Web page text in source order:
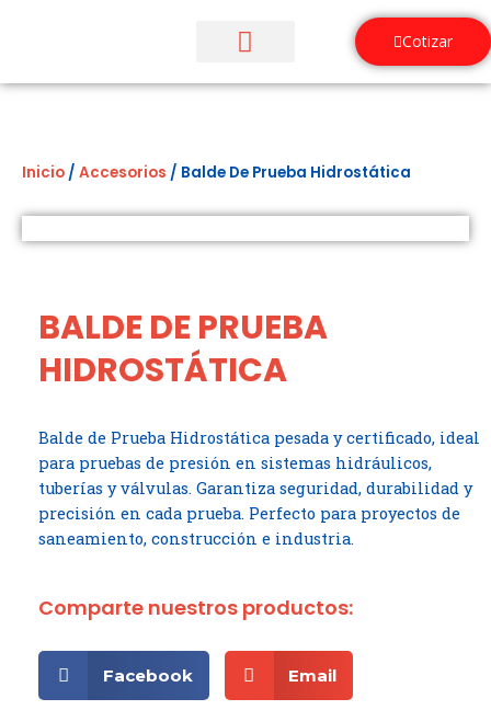
Cotizar
Inicio / Accesorios / Balde De Prueba Hidrostática
BALDE DE PRUEBA
HIDROSTÁTICA
Balde de Prueba Hidrostática pesada y certificado, ideal
para pruebas de presión en sistemas hidráulicos,
tuberías y válvulas. Garantiza seguridad, durabilidad y
precisión en cada prueba. Perfecto para proyectos de
saneamiento, construcción e industria.
Comparte nuestros productos:
Facebook Email